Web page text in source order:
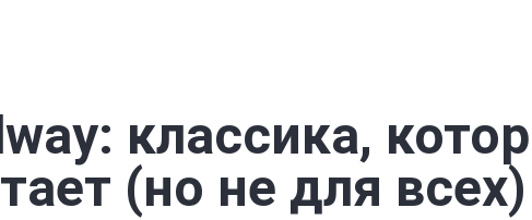
классика,
(но не для всех)